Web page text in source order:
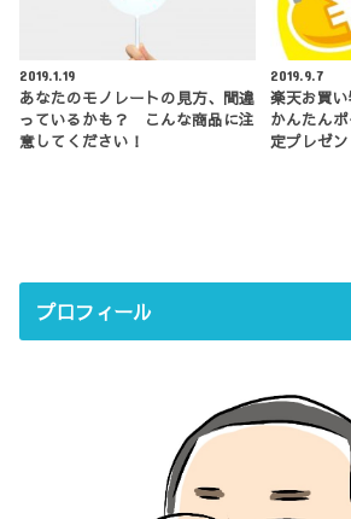
2019.1.19
あなたのモノレートの見方、間違
っているかも？ こんな商品に注
意してください！
2019.9.7
楽天お買
かんたん
定プレゼ
プロフィール